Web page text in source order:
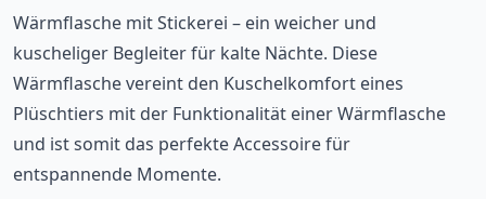
Wärmflasche mit Stickerei – ein weicher und
kuscheliger Begleiter für kalte Nächte. Diese
Wärmflasche vereint den Kuschelkomfort eines
Plüschtiers mit der Funktionalität einer Wärmflasche
und ist somit das perfekte Accessoire für
entspannende Momente.